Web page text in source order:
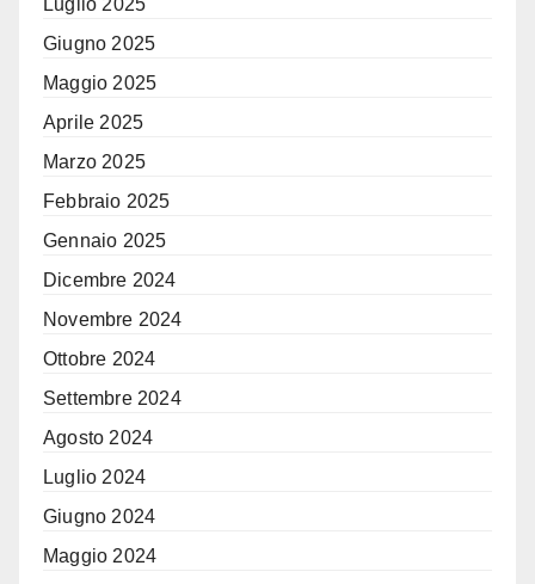
Luglio 2025
Giugno 2025
Maggio 2025
Aprile 2025
Marzo 2025
Febbraio 2025
Gennaio 2025
Dicembre 2024
Novembre 2024
Ottobre 2024
Settembre 2024
Agosto 2024
Luglio 2024
Giugno 2024
Maggio 2024